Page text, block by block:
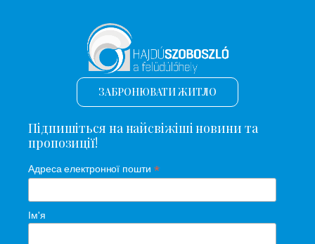
ЗАБРОНЮВАТИ ЖИТЛО
Підпишіться на найсвіжіші новини та
пропозиції!
Адреса електронної пошти *
Ім'я